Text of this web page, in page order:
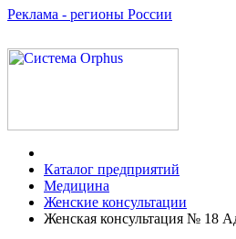
Реклама - регионы России
Каталог предприятий
Медицина
Женские консультации
Женская консультация № 18